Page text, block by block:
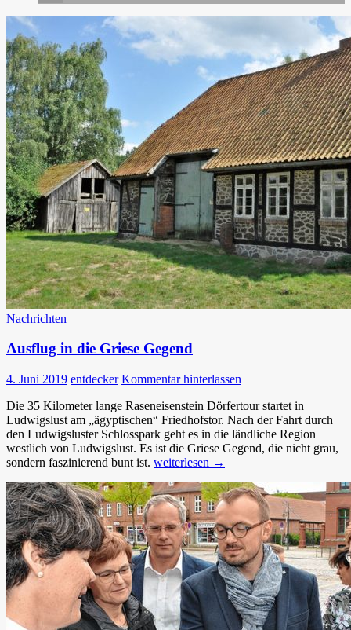
Nachrichten
Ausflug in die Griese Gegend
4. Juni 2019 entdecker Kommentar hinterlassen
Die 35 Kilometer lange Raseneisenstein Dörfertour startet in
Ludwigslust am „ägyptischen“ Friedhofstor. Nach der Fahrt durch
den Ludwigsluster Schlosspark geht es in die ländliche Region
westlich von Ludwigslust. Es ist die Griese Gegend, die nicht grau,
sondern faszinierend bunt ist. Ausflug
die
Griese
Gegend
weiterlesen →